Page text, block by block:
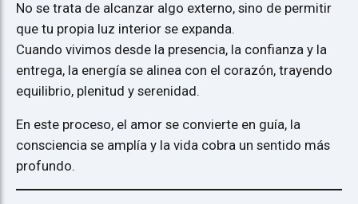
No se trata de alcanzar algo externo, sino de permitir
que tu propia luz interior se expanda.
Cuando vivimos desde la presencia, la confianza y la
entrega, la energía se alinea con el corazón, trayendo
equilibrio, plenitud y serenidad.
En este proceso, el amor se convierte en guía, la
consciencia se amplía y la vida cobra un sentido más
profundo.